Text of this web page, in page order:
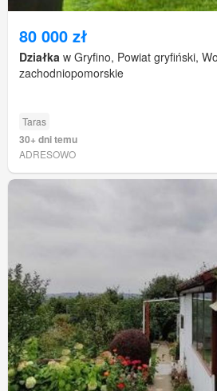
80 000 zł
Działka w Gryfino, Powiat gryfiński,
zachodniopomorskie
Taras
30+ dni temu
ADRESOWO